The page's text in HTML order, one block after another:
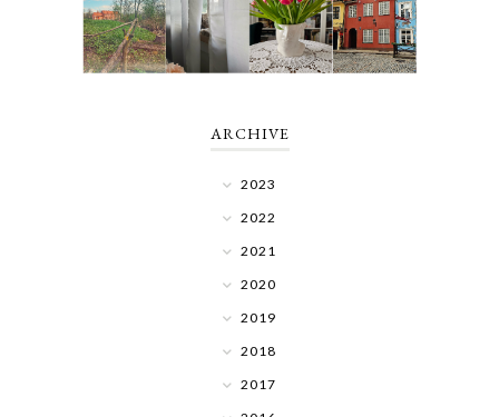
ARCHIVE
2023
2022
2021
2020
2019
2018
2017